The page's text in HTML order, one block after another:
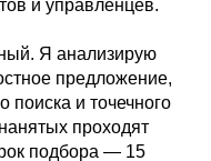
и управленцев.
Я анализирую
предложение,
поиска и точечного
проходят
подбора — 15